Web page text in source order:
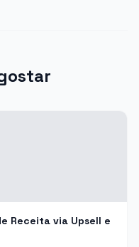
Receita via Upsell e